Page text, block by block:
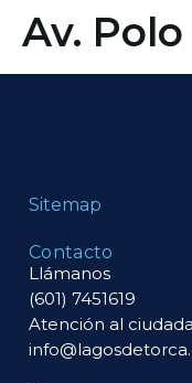
contenido
Av.
Sitemap
Contacto
Llámanos
(601) 7451619
Atención al